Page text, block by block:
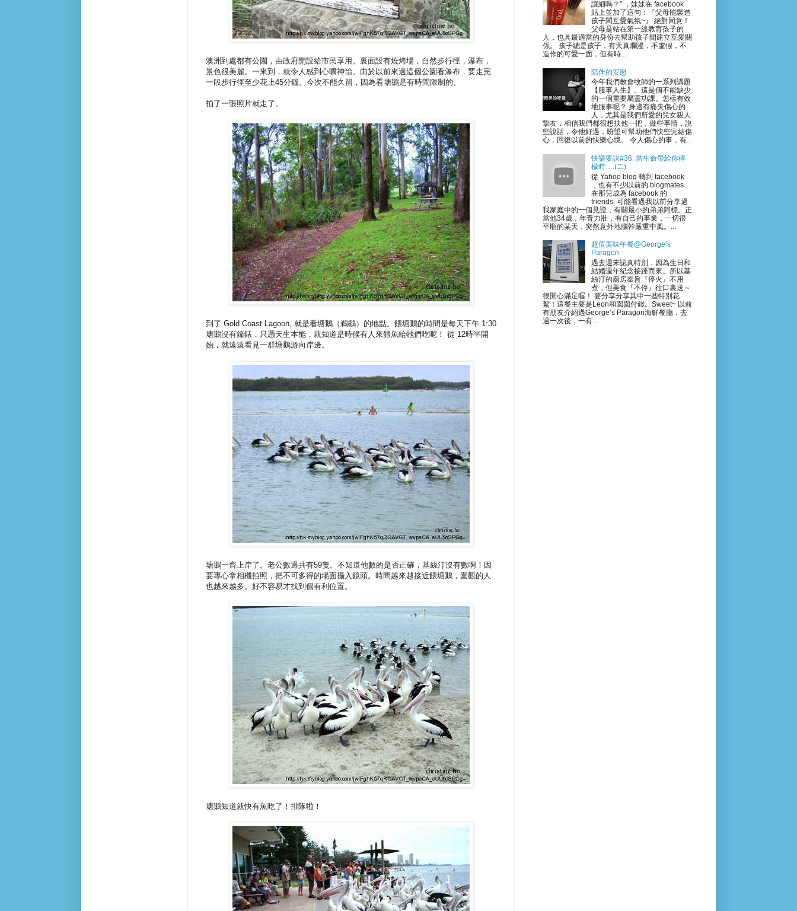
澳洲到處都有公園，由政府開設給市民享用。裏面設有燒烤場，自然步行徑，瀑布，
景色很美麗。一來到，就令人感到心曠神怡。由於以前來過這個公園看瀑布，要走完
一段步行徑至少花上45分鐘。今次不能久留，因為看塘鵝是有時間限制的。
拍了一張照片就走了。
到了 Gold Coast Lagoon, 就是看塘鵝（鵜鶘）的地點。餵塘鵝的時間是每天下午 1:30
塘鵝沒有鐘錶，只憑天生本能，就知道是時候有人來餵魚給牠們吃呢！ 從 12時半開
始，就遠遠看見一群塘鵝游向岸邊。
塘鵝一齊上岸了。老公數過共有59隻。不知道他數的是否正確，基絲汀沒有數啊！因
要專心拿相機拍照，把不可多得的場面攝入鏡頭。時間越來越接近餵塘鵝，圍觀的人
也越來越多。好不容易才找到個有利位置。
塘鵝知道就快有魚吃了！排隊啦！
讓細嗎？” ，妹妹在 facebook
貼上並加了這句：『父母能製造
孩子間互愛氣氛~』 絕對同意！
父母是站在第一線教育孩子的
人，也具最適當的身份去幫助孩子間建立互愛關
係。 孩子總是孩子，有天真爛漫，不虛假，不
造作的可愛一面，但有時...
陪伴的安慰
今年我們教會牧師的一系列講題
【服事人生】。這是個不能缺少
的一個重要屬靈功課。怎樣有效
地服事呢？ 身邊有痛失傷心的
人，尤其是我們所愛的兒女親人
摯友，相信我們都很想扶他一把，做些事情，說
些說話，令他好過，盼望可幫助他們快些完結傷
心，回復以前的快樂心境。 令人傷心的事，有...
快樂要訣#36: 當生命帶給你檸
檬時….(二)
從 Yahoo blog 轉到 facebook
，也有不少以前的 blogmates
在那兒成為 facebook 的
friends. 可能看過我以前分享過
我家庭中的一個見證，有關最小的弟弟阿標。正
當他34歲，年青力壯，有自己的事業，一切很
平順的某天，突然意外地腦幹嚴重中風。...
超值美味午餐@George’s
Paragon
過去週末認真特別，因為生日和
結婚週年紀念接踵而來。所以基
絲汀的廚房奉旨『停火』不用
煮，但美食『不停』往口裏送～
很開心滿足喔！ 要分享分享其中一些特別花
絮！這餐主要是Leon和囡囡付錢。Sweet~ 以前
有朋友介紹過George’s Paragon海鮮餐廳，去
過一次後，一有...